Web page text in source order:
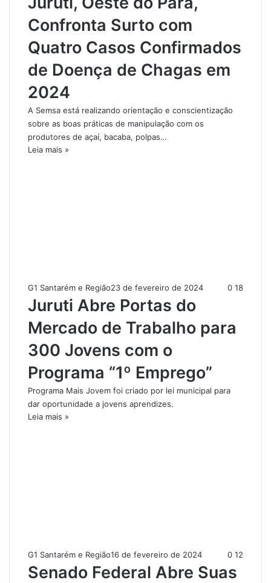
Confronta Surto com
Quatro Casos Confirmados
de Doença de Chagas em
2024
A Semsa está realizando orientação e conscientização
sobre as boas práticas de manipulação com os
produtores de açaí, bacaba, polpas…
Leia mais »
G1 Santarém e Região23 de fevereiro de 2024 0 18
Juruti Abre Portas do
Mercado de Trabalho para
300 Jovens com o
Programa “1º Emprego”
Programa Mais Jovem foi criado por lei municipal para
dar oportunidade a jovens aprendizes.
Leia mais »
G1 Santarém e Região16 de fevereiro de 2024 0 12
Senado Federal Abre Suas